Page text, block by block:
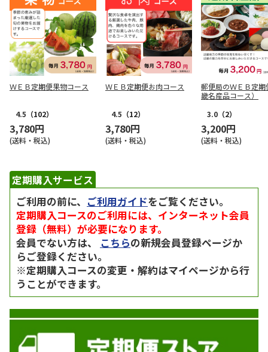
ＷＥＢ定期便果物コース
4.5 （102）
3,780円
(送料・税込)
ＷＥＢ定期便お肉コース
4.5 （12）
3,780円
(送料・税込)
郵便局のＷＥＢ定期
畿名産品コース）
3.0 （2）
3,200円
(送料・税込)
定期購入サービス
ご利用の前に、 ご利用ガイドをご覧ください。
定期購入コースのご利用には、インターネット会員
登録（無料）が必要になります。
会員でない方は、 こちらの新規会員登録ページか
らご登録ください。
※定期購入コースの変更・解約はマイページから行
うことができます。